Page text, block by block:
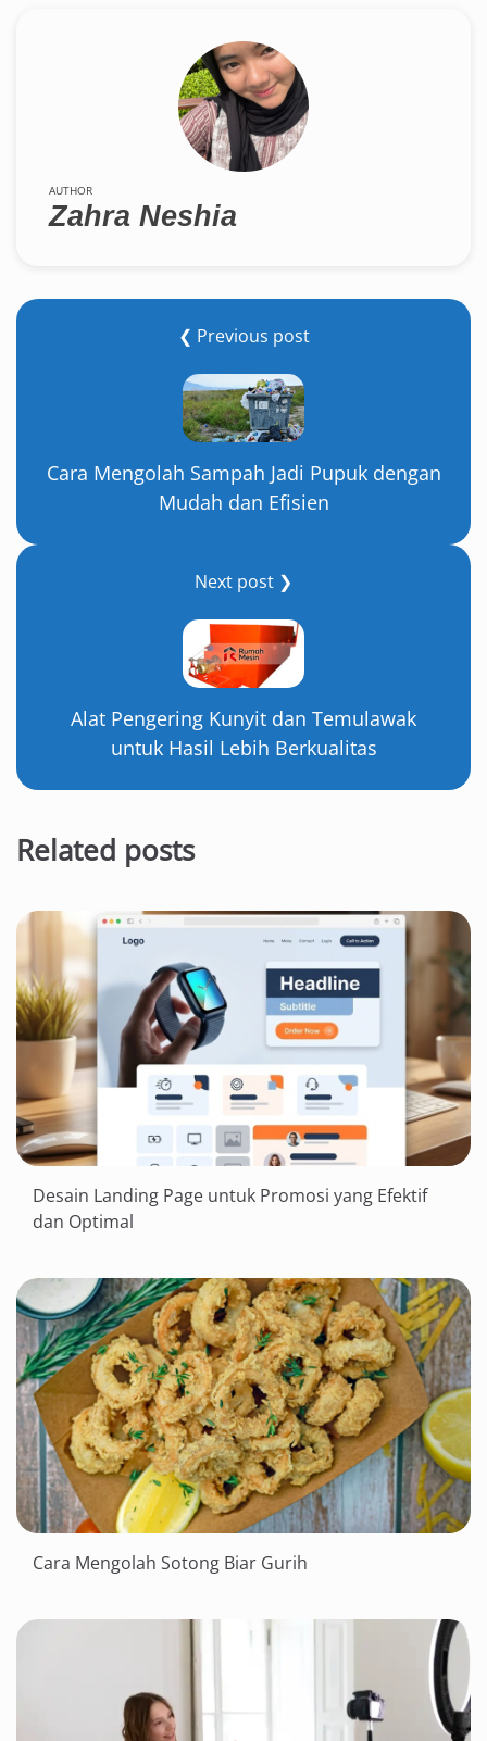
AUTHOR
Zahra Neshia
❮ Previous post
Cara Mengolah Sampah Jadi Pupuk dengan
Mudah dan Efisien
Next post ❯
Alat Pengering Kunyit dan Temulawak
untuk Hasil Lebih Berkualitas
Related posts
Desain Landing Page untuk Promosi yang Efektif
dan Optimal
Cara Mengolah Sotong Biar Gurih